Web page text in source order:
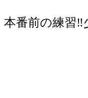
本番前の練習